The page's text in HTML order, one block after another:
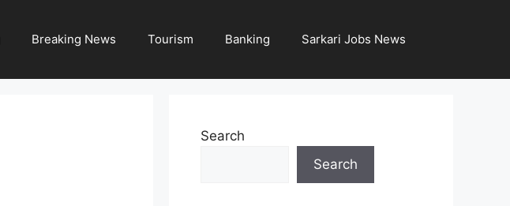
Breaking News Tourism Banking Sarkari Jobs News
Search
Search